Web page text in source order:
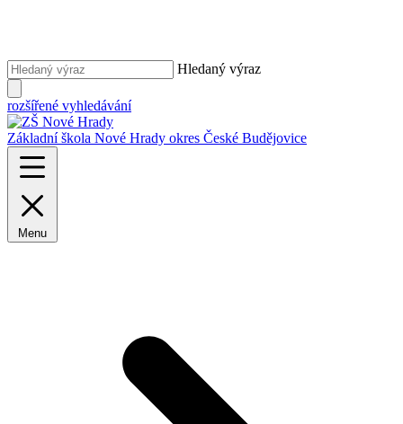
Hledaný výraz
rozšířené vyhledávání
Základní škola Nové Hrady okres České Budějovice
Menu